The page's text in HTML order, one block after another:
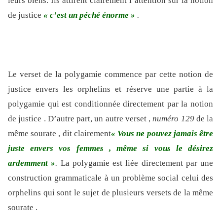
de justice « c’est un péché énorme » .
Le verset de la polygamie commence par cette notion de
justice envers les orphelins et réserve une partie à la
polygamie qui est conditionnée directement par la notion
de justice . D’autre part, un autre verset ,numéro 129de la
même sourate , dit clairement« Vous ne pouvez jamais être
juste envers vos femmes , même si vous le désirez
ardemment ». La polygamie est liée directement par une
construction grammaticale à un problème social celui des
orphelins qui sont le sujet de plusieurs versets de la même
sourate .